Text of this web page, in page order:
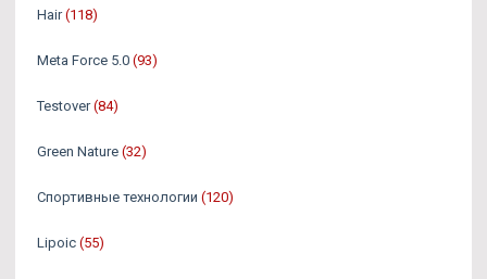
Hair (118)
Meta Force 5.0 (93)
Testover (84)
Green Nature (32)
Спортивные технологии (120)
Lipoic (55)